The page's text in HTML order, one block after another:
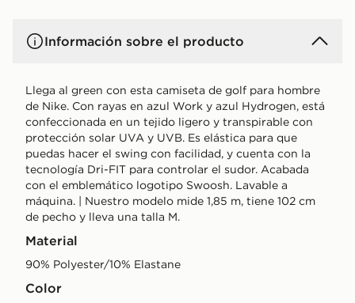
Información sobre el producto
Llega al green con esta camiseta de golf para hombre
de Nike. Con rayas en azul Work y azul Hydrogen, está
confeccionada en un tejido ligero y transpirable con
protección solar UVA y UVB. Es elástica para que
puedas hacer el swing con facilidad, y cuenta con la
tecnología Dri-FIT para controlar el sudor. Acabada
con el emblemático logotipo Swoosh. Lavable a
máquina. | Nuestro modelo mide 1,85 m, tiene 102 cm
de pecho y lleva una talla M.
Material
90% Polyester/10% Elastane
Color